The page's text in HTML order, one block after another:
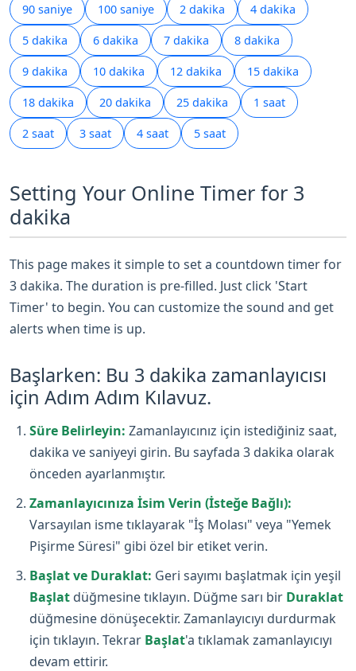
90 saniye 100 saniye 2 dakika 4 dakika
5 dakika 6 dakika 7 dakika 8 dakika
9 dakika 10 dakika 12 dakika 15 dakika
18 dakika 20 dakika 25 dakika 1 saat
2 saat 3 saat 4 saat 5 saat
Setting Your Online Timer for 3
dakika
This page makes it simple to set a countdown timer for
3 dakika. The duration is pre-filled. Just click 'Start
Timer' to begin. You can customize the sound and get
alerts when time is up.
Başlarken: Bu 3 dakika zamanlayıcısı
için Adım Adım Kılavuz.
Süre Belirleyin: Zamanlayıcınız için istediğiniz saat,
dakika ve saniyeyi girin. Bu sayfada 3 dakika olarak
önceden ayarlanmıştır.
Zamanlayıcınıza İsim Verin (İsteğe Bağlı):
Varsayılan isme tıklayarak "İş Molası" veya "Yemek
Pişirme Süresi" gibi özel bir etiket verin.
Başlat ve Duraklat: Geri sayımı başlatmak için yeşil
Başlat düğmesine tıklayın. Düğme sarı bir Duraklat
düğmesine dönüşecektir. Zamanlayıcıyı durdurmak
için tıklayın. Tekrar Başlat'a tıklamak zamanlayıcıyı
devam ettirir.